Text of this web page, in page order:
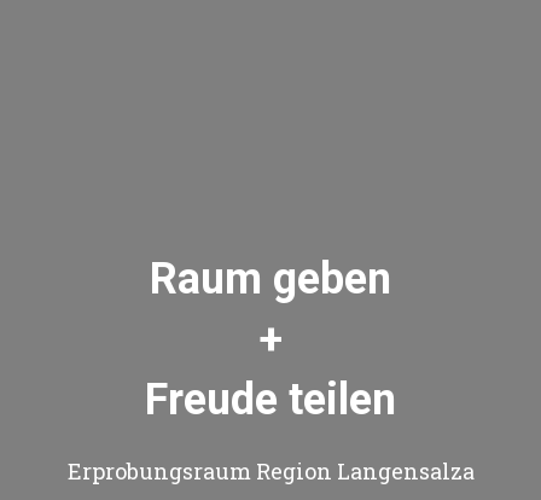
Raum geben
+
Freude teilen
Erprobungsraum Region Langensalza